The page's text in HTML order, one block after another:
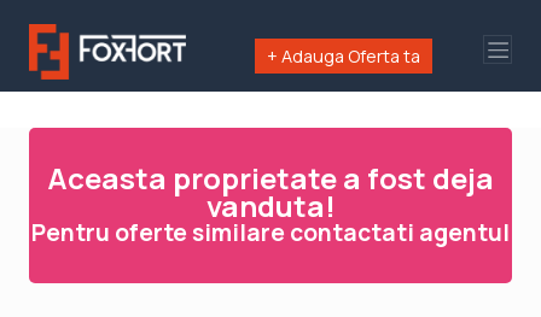
+ Adauga Oferta ta
Aceasta proprietate a fost deja
vanduta!
Pentru oferte similare contactati agentul